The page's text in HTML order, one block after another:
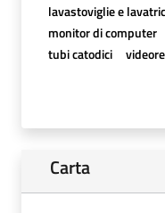
lavastoviglie e
monitor di computer
tubi catodici
Carta